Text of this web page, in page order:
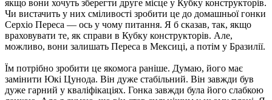
якщо вони хочуть зберегти друге місце у Кубку конструкторів.
Чи вистачить у них сміливості зробити це до домашньої гонки
Серхіо Переса — ось у чому питання. Я б сказав, так, якщо
враховувати те, як справи в Кубку конструкторів. Але,
можливо, вони залишать Переса в Мексиці, а потім у Бразилії.
Їм потрібно зробити це якомога раніше. Думаю, його має
замінити Юкі Цунода. Він дуже стабільний. Він завжди був
дуже гарний у кваліфікаціях. Гонка завжди була його слабкою